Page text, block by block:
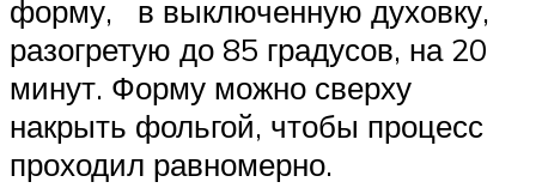
форму, в выключенную духовку,
разогретую до 85 градусов, на 20
минут. Форму можно сверху
накрыть фольгой, чтобы процесс
проходил равномерно.